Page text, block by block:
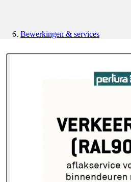
Bewerkingen & services